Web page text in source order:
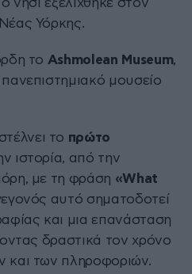
Υόρκης.
το Ashmolean Museum,
μουσείο
στέλνει το πρώτο
ιστορία, από την
με τη φράση «What
αυτό σηματοδοτεί
και μια επανάσταση
δραστικά τον χρόνο
και των πληροφοριών.